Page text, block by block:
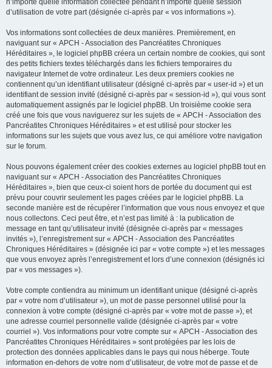
n’importe quelle information collectée pendant n’importe quelle session
d’utilisation de votre part (désignée ci-après par « vos informations »).
Vos informations sont collectées de deux manières. Premièrement, en
naviguant sur « APCH - Association des Pancréatites Chroniques
Héréditaires », le logiciel phpBB créera un certain nombre de cookies, qui sont
des petits fichiers textes téléchargés dans les fichiers temporaires du
navigateur Internet de votre ordinateur. Les deux premiers cookies ne
contiennent qu’un identifiant utilisateur (désigné ci-après par « user-id ») et un
identifiant de session invité (désigné ci-après par « session-id »), qui vous sont
automatiquement assignés par le logiciel phpBB. Un troisième cookie sera
créé une fois que vous naviguerez sur les sujets de « APCH - Association des
Pancréatites Chroniques Héréditaires » et est utilisé pour stocker les
informations sur les sujets que vous avez lus, ce qui améliore votre navigation
sur le forum.
Nous pouvons également créer des cookies externes au logiciel phpBB tout en
naviguant sur « APCH - Association des Pancréatites Chroniques
Héréditaires », bien que ceux-ci soient hors de portée du document qui est
prévu pour couvrir seulement les pages créées par le logiciel phpBB. La
seconde manière est de récupérer l’information que vous nous envoyez et que
nous collectons. Ceci peut être, et n’est pas limité à : la publication de
message en tant qu’utilisateur invité (désignée ci-après par « messages
invités »), l’enregistrement sur « APCH - Association des Pancréatites
Chroniques Héréditaires » (désignée ici par « votre compte ») et les messages
que vous envoyez après l’enregistrement et lors d’une connexion (désignés ici
par « vos messages »).
Votre compte contiendra au minimum un identifiant unique (désigné ci-après
par « votre nom d’utilisateur »), un mot de passe personnel utilisé pour la
connexion à votre compte (désigné ci-après par « votre mot de passe »), et
une adresse courriel personnelle valide (désignée ci-après par « votre
courriel »). Vos informations pour votre compte sur « APCH - Association des
Pancréatites Chroniques Héréditaires » sont protégées par les lois de
protection des données applicables dans le pays qui nous héberge. Toute
information en-dehors de votre nom d’utilisateur, de votre mot de passe et de